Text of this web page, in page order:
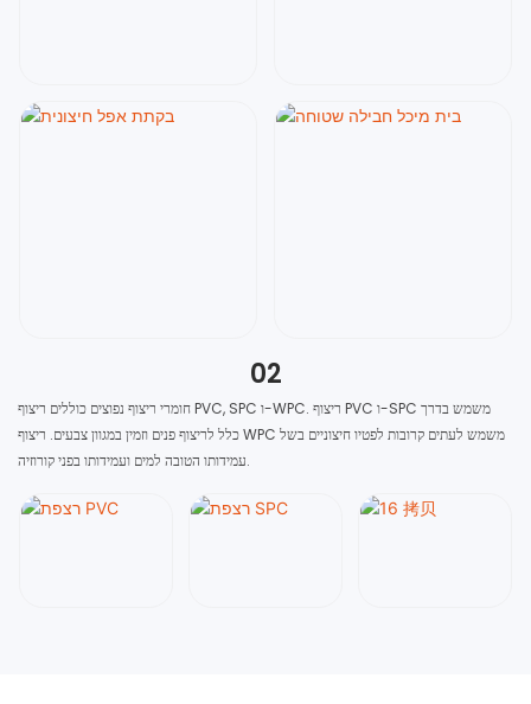
02
חומרי ריצוף נפוצים כוללים ריצוף PVC, SPC ו-WPC. ריצוף PVC ו-SPC משמש בדרך
כלל לריצוף פנים וזמין במגוון צבעים. ריצוף WPC משמש לעתים קרובות לפטיו חיצוניים בשל
עמידותו הטובה למים ועמידותו בפני קורוזיה.